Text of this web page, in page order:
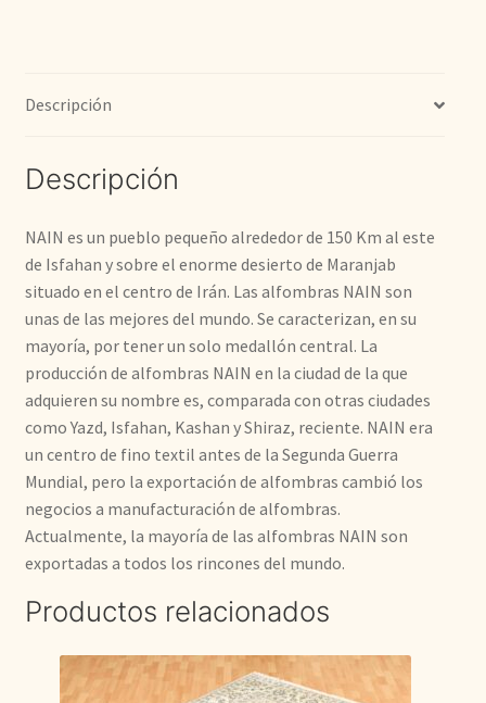
Descripción
Descripción
NAIN es un pueblo pequeño alrededor de 150 Km al este
de Isfahan y sobre el enorme desierto de Maranjab
situado en el centro de Irán. Las alfombras NAIN son
unas de las mejores del mundo. Se caracterizan, en su
mayoría, por tener un solo medallón central. La
producción de alfombras NAIN en la ciudad de la que
adquieren su nombre es, comparada con otras ciudades
como Yazd, Isfahan, Kashan y Shiraz, reciente. NAIN era
un centro de fino textil antes de la Segunda Guerra
Mundial, pero la exportación de alfombras cambió los
negocios a manufacturación de alfombras.
Actualmente, la mayoría de las alfombras NAIN son
exportadas a todos los rincones del mundo.
Productos relacionados